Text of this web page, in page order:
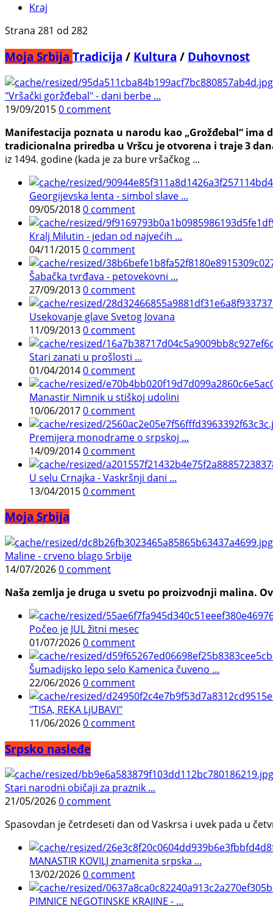
Kraj
Strana 281 od 282
Moja Srbija Tradicija / Kultura / Duhovnost
"Vršački goržđebal" - dani berbe ...
19/09/20150 comment
Manifestacija poznata u narodu kao „Grožđebal“ ima
tradicionalna priredba u Vršcu je otvorena i traje 3
iz 1494. godine (kada je za bure vršačkog ...
Georgijevska lenta - simbol slave ...
09/05/20180 comment
Kralj Milutin - jedan od najvećih ...
04/11/20150 comment
Šabačka tvrđava - petovekovni ...
27/09/20130 comment
Usekovanje glave Svetog Jovana
11/09/20130 comment
Stari zanati u prošlosti ...
01/04/20140 comment
Manastir Nimnik u stiškoj udolini
10/06/20170 comment
Premijera monodrame o srpskoj ...
14/09/20140 comment
U selu Crnajka - Vaskršnji dani ...
13/04/20150 comment
Moja Srbija
Maline - crveno blago Srbije
14/07/20260 comment
Naša zemlja je druga u svetu po proizvodnji malina.
Počeo je JUL žitni mesec
01/07/20260 comment
Šumadijsko lepo selo Kamenica čuveno ...
22/06/20260 comment
"TISA, REKA LjUBAVI"
11/06/20260 comment
Srpsko nasleđe
Stari narodni običaji za praznik ...
21/05/20260 comment
Spasovdan je četrdeseti dan od Vaskrsa i uvek pada u
MANASTIR KOVILJ znamenita srpska ...
13/02/20260 comment
PIMNICE NEGOTINSKE KRAJINE - ...